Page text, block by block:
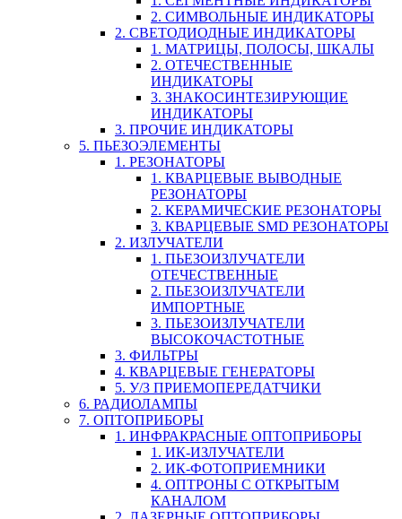
2. СИМВОЛЬНЫЕ ИНДИКАТОРЫ
2. СВЕТОДИОДНЫЕ ИНДИКАТОРЫ
1. МАТРИЦЫ, ПОЛОСЫ, ШКАЛЫ
2. ОТЕЧЕСТВЕННЫЕ
ИНДИКАТОРЫ
3. ЗНАКОСИНТЕЗИРУЮЩИЕ
ИНДИКАТОРЫ
3. ПРОЧИЕ ИНДИКАТОРЫ
5. ПЬЕЗОЭЛЕМЕНТЫ
1. РЕЗОНАТОРЫ
1. КВАРЦЕВЫЕ ВЫВОДНЫЕ
РЕЗОНАТОРЫ
2. КЕРАМИЧЕСКИЕ РЕЗОНАТОРЫ
3. КВАРЦЕВЫЕ SMD РЕЗОНАТОРЫ
2. ИЗЛУЧАТЕЛИ
1. ПЬЕЗОИЗЛУЧАТЕЛИ
ОТЕЧЕСТВЕННЫЕ
2. ПЬЕЗОИЗЛУЧАТЕЛИ
ИМПОРТНЫЕ
3. ПЬЕЗОИЗЛУЧАТЕЛИ
ВЫСОКОЧАСТОТНЫЕ
3. ФИЛЬТРЫ
4. КВАРЦЕВЫЕ ГЕНЕРАТОРЫ
5. У/З ПРИЕМОПЕРЕДАТЧИКИ
6. РАДИОЛАМПЫ
7. ОПТОПРИБОРЫ
1. ИНФРАКРАСНЫЕ ОПТОПРИБОРЫ
1. ИК-ИЗЛУЧАТЕЛИ
2. ИК-ФОТОПРИЕМНИКИ
4. ОПТРОНЫ С ОТКРЫТЫМ
КАНАЛОМ